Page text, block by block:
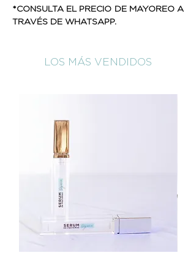
*CONSULTA EL PRECIO DE MAYOREO A
TRAVÉS DE WHATSAPP.
LOS MÁS VENDIDOS